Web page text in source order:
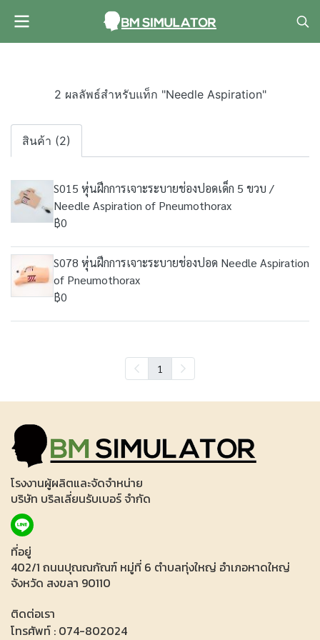
2 ผลลัพธ์สำหรับแท็ก "Needle Aspiration"
สินค้า (2)
S015 หุ่นฝึกการเจาะระบายช่องปอดเด็ก 5 ขวบ /
Needle Aspiration of Pneumothorax
฿0
S078 หุ่นฝึกการเจาะระบายช่องปอด Needle Aspiration
of Pneumothorax
฿0
1
โรงงานผู้ผลิตและจัดจำหน่าย
บริษัท บริลเลี่ยนรับเบอร์ จำกัด
ที่อยู่
402/1 ถนนปุณณกัณฑ์ หมู่ที่ 6 ตำบลทุ่งใหญ่ อำเภอหาดใหญ่
จังหวัด สงขลา 90110
ติดต่อเรา
โทรศัพท์ : 074-802024